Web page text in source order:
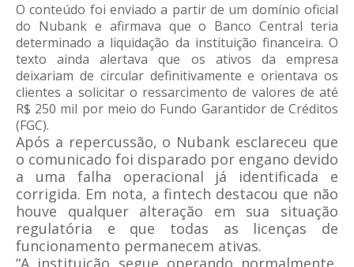
O conteúdo foi enviado a partir de um domínio oficial
do Nubank e afirmava que o Banco Central teria
determinado a liquidação da instituição financeira. O
texto ainda alertava que os ativos da empresa
deixariam de circular definitivamente e orientava os
clientes a solicitar o ressarcimento de valores de até
R$ 250 mil por meio do Fundo Garantidor de Créditos
(FGC).
Após a repercussão, o Nubank esclareceu que
o comunicado foi disparado por engano devido
a uma falha operacional já identificada e
corrigida. Em nota, a fintech destacou que não
houve qualquer alteração em sua situação
regulatória e que todas as licenças de
funcionamento permanecem ativas.
“A instituição segue operando normalmente,